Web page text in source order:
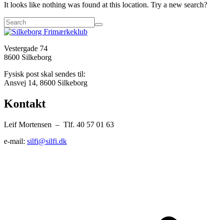
It looks like nothing was found at this location. Try a new search?
Vestergade 74
8600 Silkeborg
Fysisk post skal sendes til:
Ansvej 14, 8600 Silkeborg
Kontakt
Leif Mortensen – Tlf. 40 57 01 63
e-mail: silfi@silfi.dk